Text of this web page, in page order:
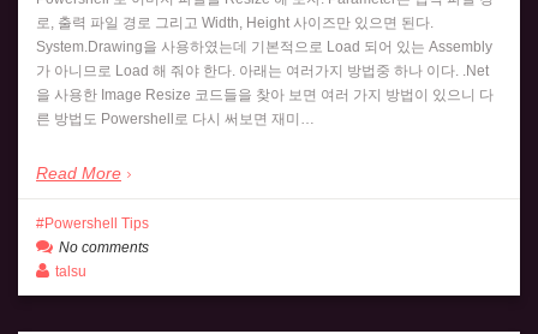
로, 출력 파일 경로 그리고 Width, Height 사이즈만 있으면 된다.
System.Drawing을 사용하였는데 기본적으로 Load 되어 있는 Assembly
가 아니므로 Load 해 줘야 한다. 아래는 여러가지 방법중 하나 이다. .Net
을 사용한 Image Resize 코드들을 찾아 보면 여러 가지 방법이 있으니 다
른 방법도 Powershell로 다시 써보면 재미…
Read More
Powershell Tips
No comments
talsu